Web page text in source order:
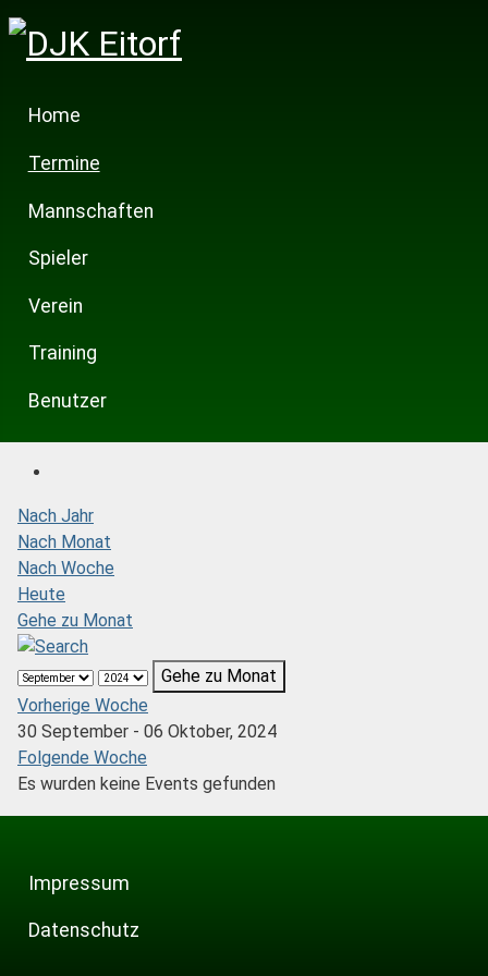
Home
Termine
Mannschaften
Spieler
Verein
Training
Benutzer
Nach Jahr
Nach Monat
Nach Woche
Heute
Gehe zu Monat
Gehe zu Monat
Vorherige Woche
30 September - 06 Oktober, 2024
Folgende Woche
Es wurden keine Events gefunden
Impressum
Datenschutz